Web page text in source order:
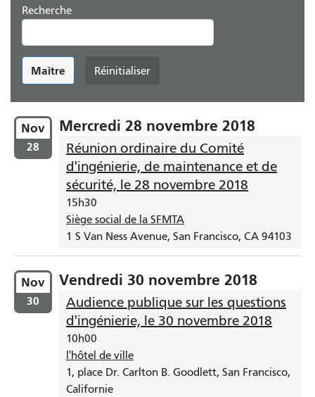
Recherche
Maître Réinitialiser
Nov
28
Mercredi 28 novembre 2018
Réunion ordinaire du Comité
d'ingénierie, de maintenance et de
sécurité, le 28 novembre 2018
15h30
Siège social de la SFMTA
1 S Van Ness Avenue, San Francisco, CA 94103
Nov
30
Vendredi 30 novembre 2018
Audience publique sur les questions
d'ingénierie, le 30 novembre 2018
10h00
l'hôtel de ville
1, place Dr. Carlton B. Goodlett, San Francisco,
Californie